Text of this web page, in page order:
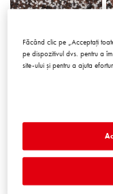
Făcând clic pe „Acceptați
pe dispozitivul dvs. pentru a
site-ului și pentru a ajuta